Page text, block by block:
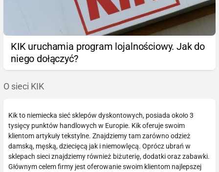
KIK uruchamia program lojalnościowy. Jak do
niego dołączyć?
O sieci KIK
Kik to niemiecka sieć sklepów dyskontowych, posiada około 3
tysięcy punktów handlowych w Europie. Kik oferuje swoim
klientom artykuły tekstylne. Znajdziemy tam zarówno odzież
damską, męską, dziecięcą jak i niemowlęcą. Oprócz ubrań w
sklepach sieci znajdziemy również biżuterię, dodatki oraz zabawki.
Głównym celem firmy jest oferowanie swoim klientom najlepszej